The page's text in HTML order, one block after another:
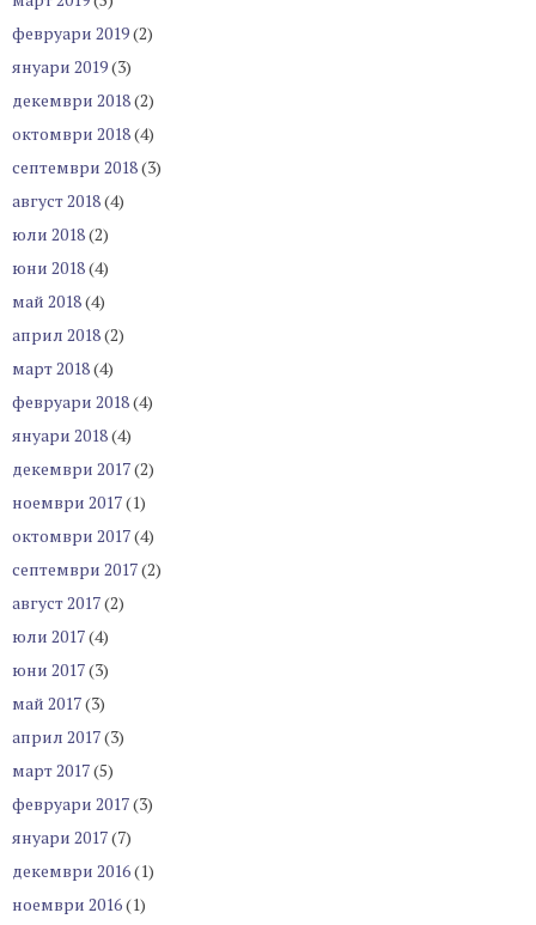
февруари 2019(2)
януари 2019(3)
декември 2018(2)
октомври 2018(4)
септември 2018(3)
август 2018(4)
юли 2018(2)
юни 2018(4)
май 2018(4)
април 2018(2)
март 2018(4)
февруари 2018(4)
януари 2018(4)
декември 2017(2)
ноември 2017(1)
октомври 2017(4)
септември 2017(2)
август 2017(2)
юли 2017(4)
юни 2017(3)
май 2017(3)
април 2017(3)
март 2017(5)
февруари 2017(3)
януари 2017(7)
декември 2016(1)
ноември 2016(1)